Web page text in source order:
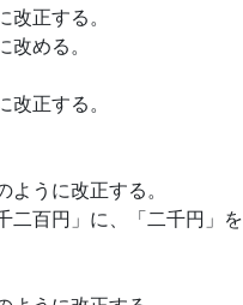
正する。
める。
正する。
うに改正する。
二百円」に、「二千円」を